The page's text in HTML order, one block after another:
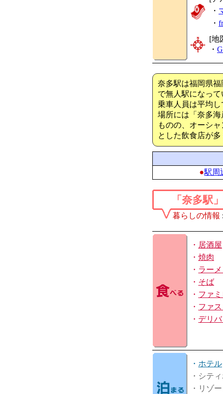
・
・
[地
・
奈多駅は福岡県
で無人駅になっ
乗車人員は平均
場所には「奈多
ものの、オーシ
とした飲食店が多
●駅周
「奈多駅
暮らしの情報 :
・ 居酒屋
・ 焼肉
・ ラー
・ そば
・ ファ
・ ファ
・ デリ
・ ホテル
・シテ
・リゾ